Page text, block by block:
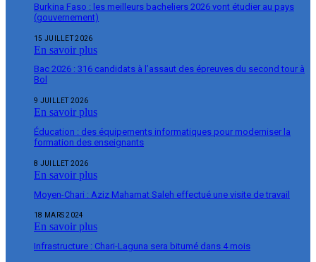
Burkina Faso : les meilleurs bacheliers 2026 vont étudier au pays
(gouvernement)
15 JUILLET 2026
En savoir plus
Bac 2026 : 316 candidats à l’assaut des épreuves du second tour à
Bol
9 JUILLET 2026
En savoir plus
Éducation : des équipements informatiques pour moderniser la
formation des enseignants
8 JUILLET 2026
En savoir plus
Moyen-Chari : Aziz Mahamat Saleh effectué une visite de travail
18 MARS 2024
En savoir plus
Infrastructure : Chari-Laguna sera bitumé dans 4 mois